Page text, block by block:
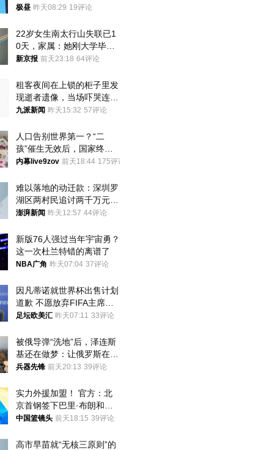
极昼 昨天08:29 19评论
22岁女生南太行山失联已1
0天，家属：她刚大学毕业
想到山里旅行
新京报 前天23:18 64评论
租客夜间在上锁的柜子里发
现逝者遗像，当场吓哭连夜
搬离，房东退还押金
九派新闻 昨天15:32 57评论
人口告别世界第一？“二
孩”催生无效后，国家终于
向住房出手了！
内幕live9zov 前天18:44 175评论
难以落地的动迁款：深圳罗
湖区两村民追讨两千万元动
迁款八年未果
澎湃新闻 昨天12:57 44评论
新版76人强过当年宇宙勇？
这一次杜兰特错的离谱了
NBA广角 昨天07:04 37评论
因凡蒂诺就世界杯出售计划
道歉 不愿放弃FIFA主席职
位
足坛欧美汇 昨天07:11 33评论
被俄导弹“洗地”后，泽连斯
基还在做梦：让俄罗斯在冬
季前求和？
兵器先锋 前天20:13 39评论
实力外援加盟！ 官方：北
京首钢签下巴里·布朗和桑
普森
中国篮镜头 前天18:15 39评论
高市早苗就“无核三原则”的